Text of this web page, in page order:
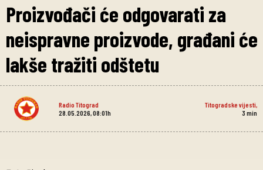
Proizvođači će odgovarati za
neispravne proizvode, građani će
lakše tražiti odštetu
Radio Titograd Titogradske vijesti
28.05.2026, 08:01h
3 min